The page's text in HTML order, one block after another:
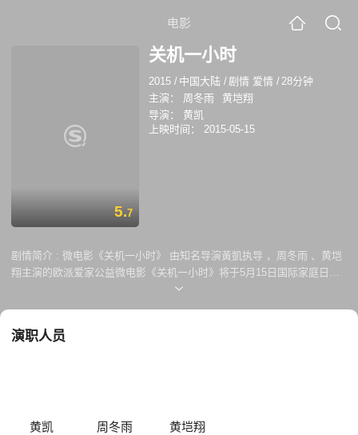
电影
5.7
关机一小时
2015 / 中国大陆 /剧情 爱情 /28分钟
主演：
周冬雨
黄垲翔
导演：
黄凯
上映时间：
2015-05-15
剧情简介 : 微电影《关机一小时》 由知名导演黃凱执导 ，周冬雨 、黄垲
翔主演的欧派爱家公益微电影《关机一小时》将于5月15日国际家庭日当
天举办的欧派爱家公益盛典上首映，并在全网公映。515，让我们一起#为
演职人员
黄凯 周冬雨 黄垲翔